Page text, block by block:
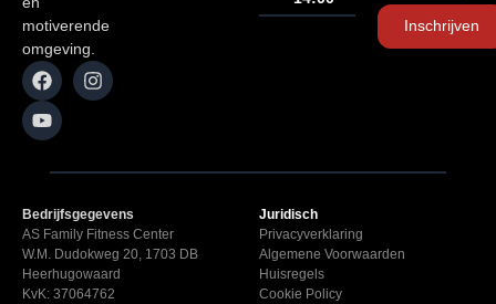
motiverende
omgeving.
Inschrijven
Bedrijfsgegevens
AS Family Fitness Center
W.M. Dudokweg 20, 1703 DB
Heerhugowaard
KvK: 37064762
Juridisch
Privacyverklaring
Algemene Voorwaarden
Huisregels
Cookie Policy